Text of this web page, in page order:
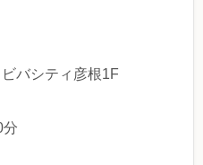
バシティ彦根1F
分